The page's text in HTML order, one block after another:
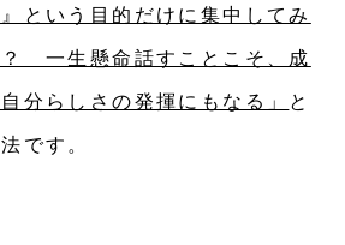
という目的だけに集中してみ
一生懸命話すことこそ、成
分らしさの発揮にもなる」 と
です。